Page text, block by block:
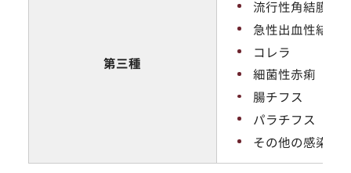
第三種
流行性角結膜炎
急性出血性結膜
コレラ
細菌性赤痢
腸チフス
パラチフス
その他の感染症